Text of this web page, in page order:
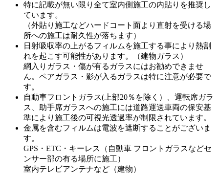
特に記載が無い限り全て室内側施工の内貼りを推奨し
ています。
（外貼り施工などハードコート面より直射を受ける場
所への施工は耐久性が落ちます）
日射吸収率の上がるフィルムを施工する事により熱割
れを起こす可能性があります。（建物ガラス）
網入りガラス・傷が有るガラスにはお勧めできませ
ん。ペアガラス・影が入るガラスは特に注意が必要で
す。
自動車フロントガラス(上部20％を除く）、運転席ガラ
ス、助手席ガラスへの施工には道路運送車両の保安基
準により施工後の可視光透過率が制限されています。
金属を含むフィルムは電波を遮断することがございま
す。
GPS・ETC・キーレス（自動車 フロントガラスなどセ
ンサー部の有る場所に施工）
室内テレビアンテナなど（建物）